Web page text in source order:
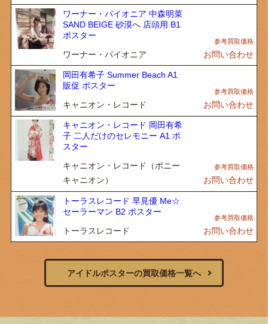
ワーナー・パイオニア 中森明菜
SAND BEIGE 砂漠へ 店頭用 B1
ポスター
ワーナー・パイオニア お問い合わせ
岡田有希子 Summer Beach A1
販促 ポスター
キャニオン・レコード お問い合わせ
キャニオン・レコード 岡田有希
子 二人だけのセレモニー A1 ポ
スター
キャニオン・レコード（ポニー
キャニオン）
お問い合わせ
トーラスレコード 早見優 Me☆
セーラーマン B2 ポスター
トーラスレコード お問い合わせ
アイドルポスターの買取価格一覧へ